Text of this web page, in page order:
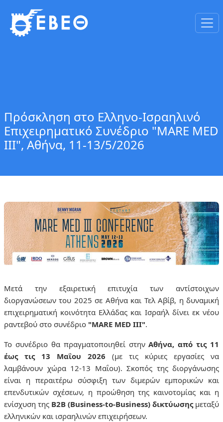
Πρόσκληση στο Ελληνο-Ισραηλινό
Επιχειρηματικό Συνέδριο "MARE MED
III", Αθήνα, 11-13/5/2026
Μετά την εξαιρετική επιτυχία των αντίστοιχων
διοργανώσεων του 2025 σε Αθήνα και Τελ Αβίβ, η δυναμική
επιχειρηματική κοινότητα Ελλάδας και Ισραήλ δίνει εκ νέου
ραντεβού στο συνέδριο "MARE MED III".
Το συνέδριο θα πραγματοποιηθεί στηνΑθήνα, από τις 11
έως τις 13 Μαΐου 2026 (με τις κύριες εργασίες να
λαμβάνουν χώρα 12-13 Μαΐου). Σκοπός της διοργάνωσης
είναι η περαιτέρω σύσφιξη των διμερών εμπορικών και
επενδυτικών σχέσεων, η προώθηση της καινοτομίας και η
ενίσχυση της B2B (Business-to-Business) δικτύωσηςμεταξύ
ελληνικών και ισραηλινών επιχειρήσεων.